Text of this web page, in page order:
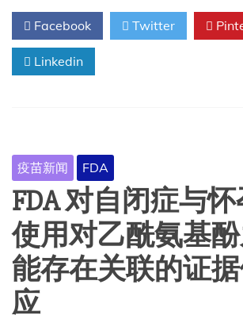
于
预
防
一
般
原
则
Facebook Twitter
Linkedin
疫苗新闻 FDA
FDA 对自闭症与
使用对乙酰氨基
能存在关联的证
应